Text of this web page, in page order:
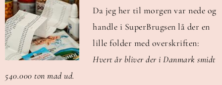
Da jeg her til morgen var nede og
handle i SuperBrugsen lå der en
lille folder med overskriften:
Hvert år bliver der i Danmark smidt
540.000 ton mad ud.